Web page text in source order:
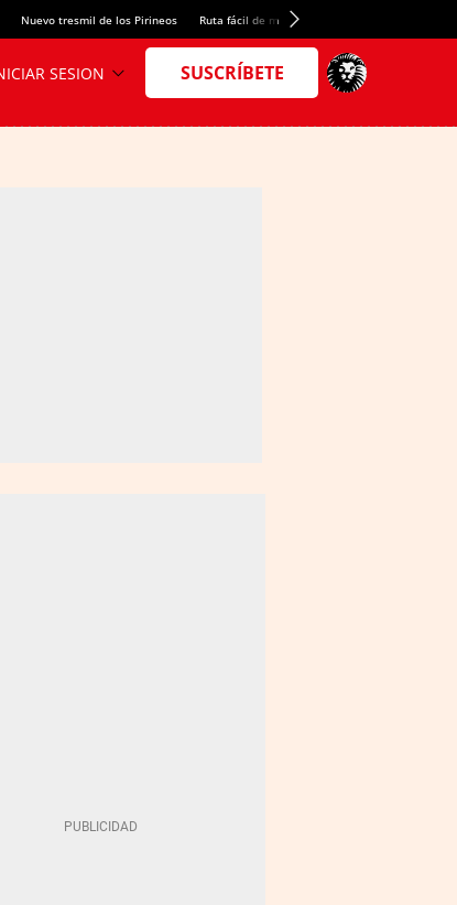
Nuevo tresmil de los Pirineos Ruta fácil de montaña